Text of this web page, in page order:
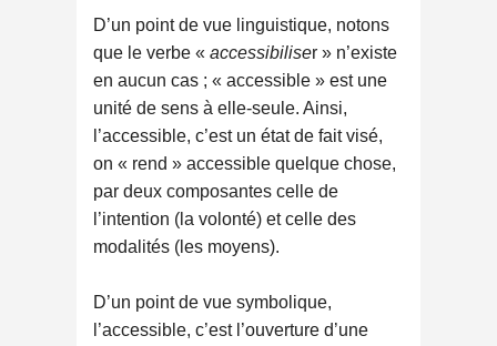
D’un point de vue linguistique, notons
que le verbe « accessibiliser » n’existe
en aucun cas ; « accessible » est une
unité de sens à elle-seule. Ainsi,
l’accessible, c’est un état de fait visé,
on « rend » accessible quelque chose,
par deux composantes celle de
l’intention (la volonté) et celle des
modalités (les moyens).
D’un point de vue symbolique,
l’accessible, c’est l’ouverture d’une